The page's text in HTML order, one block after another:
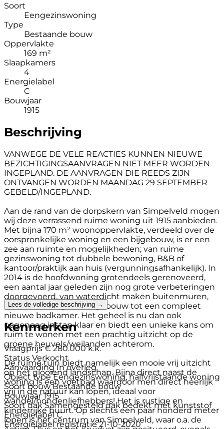
Soort
Eengezinswoning
Type
Bestaande bouw
Oppervlakte
169 m²
Slaapkamers
4
Energielabel
C
Bouwjaar
1915
Beschrijving
VANWEGE DE VELE REACTIES KUNNEN NIEUWE
BEZICHTIGINGSAANVRAGEN NIET MEER WORDEN
INGEPLAND. DE AANVRAGEN DIE REEDS ZIJN
ONTVANGEN WORDEN MAANDAG 29 SEPTEMBER
GEBELD/INGEPLAND.
Aan de rand van de dorpskern van Simpelveld mogen
wij deze verrassend ruime woning uit 1915 aanbieden.
Met bijna 170 m² woonoppervlakte, verdeeld over de
oorspronkelijke woning en een bijgebouw, is er een
zee aan ruimte en mogelijkheden; van ruime
gezinswoning tot dubbele bewoning, B&B of
kantoor/praktijk aan huis (vergunningsafhankelijk). In
2014 is de hoofdwoning grotendeels gerenoveerd,
een aantal jaar geleden zijn nog grote verbeteringen
doorgevoerd, van waterdicht maken buitenmuren,
extra fundering buitengebouw tot een compleet
nieuwe badkamer. Het geheel is nu dan ook
nagenoeg instap klaar en biedt een unieke kans om
ruim te wonen met een prachtig uitzicht op de
groene heuvels/weilanden achterom.
De ruime tuin biedt namelijk een mooie vrij uitzicht
op het glooiend landschap. Bijna direct naast de
woning is een voetpad waardoor men direct heerlijk
vrij in de natuur kan lopen, ideaal voor
wandel/hondenliefhebbers! Het is rustige en
kinderrijke buurt. Op slechts een paar honderd meter
lopen is het centrum van Simpelveld, waar o.a. de
Lees de volledige beschrijving →
Kenmerken
Vraagprijs € 280.000 k.k.
Status Verkocht
Aanvaarding In overleg
Object type Eengezinswoning, halfvrijstaande woning
Soort bouw Bestaande bouw
Bouwjaar 1915
Soort dak Samengesteld dak bedekt met kunststof
Energielabel C
Energielabel registratie 21-10-2020